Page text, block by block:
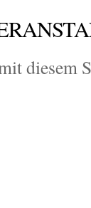
diesem